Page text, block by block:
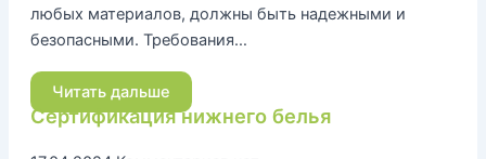
любых материалов, должны быть надежными и
безопасными. Требования…
Читать дальше
Сертификация нижнего белья